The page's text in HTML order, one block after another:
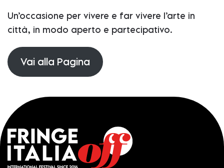
Un’occasione per vivere e far vivere l’arte in
città, in modo aperto e partecipativo.
Vai alla Pagina